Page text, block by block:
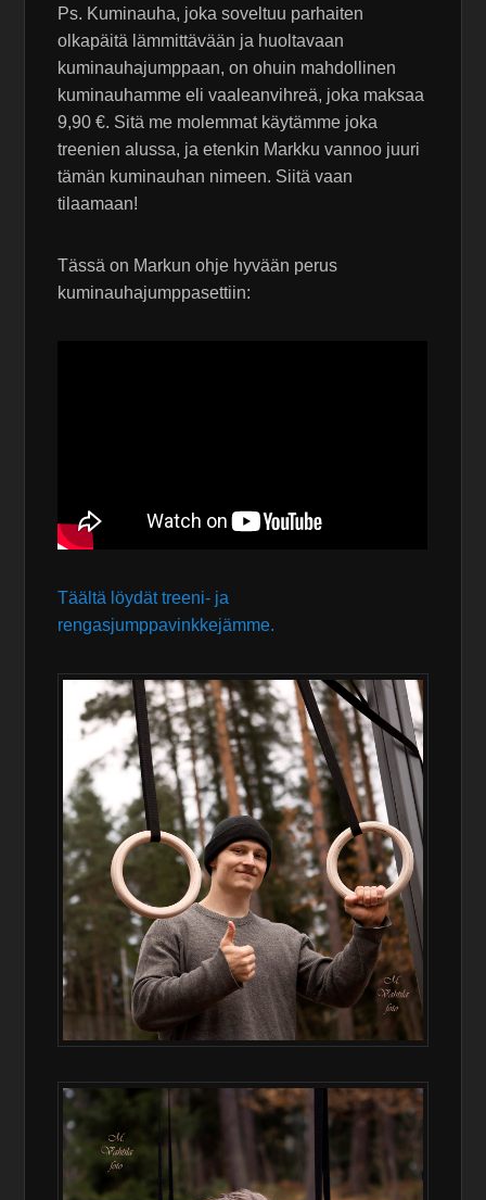
Ps. Kuminauha, joka soveltuu parhaiten
olkapäitä lämmittävään ja huoltavaan
kuminauhajumppaan, on ohuin mahdollinen
kuminauhamme eli vaaleanvihreä, joka maksaa
9,90 €. Sitä me molemmat käytämme joka
treenien alussa, ja etenkin Markku vannoo juuri
tämän kuminauhan nimeen. Siitä vaan
tilaamaan!
Tässä on Markun ohje hyvään perus
kuminauhajumppasettiin:
Täältä löydät treeni- ja
rengasjumppavinkkejämme.